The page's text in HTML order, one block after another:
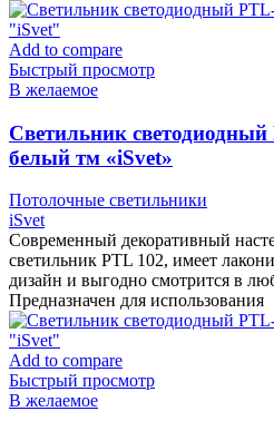
Add to compare
Быстрый просмотр
В желаемое
Cветильник
белый тм «iSvet»
Потолочные светильники
iSvet
Современный декоративный
светильник PTL 102, имеет
дизайн и выгодно смотрится в
Предназначен для использования
Add to compare
Быстрый просмотр
В желаемое